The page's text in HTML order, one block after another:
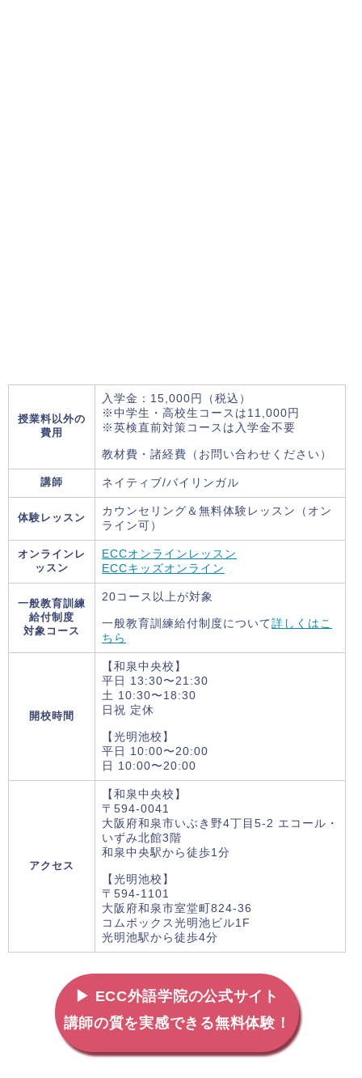
授業料以外の
費用
入学金：15,000円（税込）
※中学生・高校生コースは11,000円
※英検直前対策コースは入学金不要
教材費・諸経費（お問い合わせください）
講師 ネイティブ/バイリンガル
体験レッスン
カウンセリング＆無料体験レッスン（オン
ライン可）
オンラインレ
ッスン
ECCオンラインレッスン
ECCキッズオンライン
一般教育訓練
給付制度
対象コース
20コース以上が対象
一般教育訓練給付制度について 詳しくはこ
ちら
開校時間
【和泉中央校】
平日 13:30〜21:30
土 10:30〜18:30
日祝 定休
【光明池校】
平日 10:00〜20:00
日 10:00〜20:00
アクセス
【和泉中央校】
〒594-0041
大阪府和泉市いぶき野4丁目5-2 エコール・
いずみ北館3階
和泉中央駅から徒歩1分
【光明池校】
〒594-1101
大阪府和泉市室堂町824-36
コムボックス光明池ビル1F
光明池駅から徒歩4分
▶ ECC外語学院の公式サイト
講師の質を実感できる無料体験！